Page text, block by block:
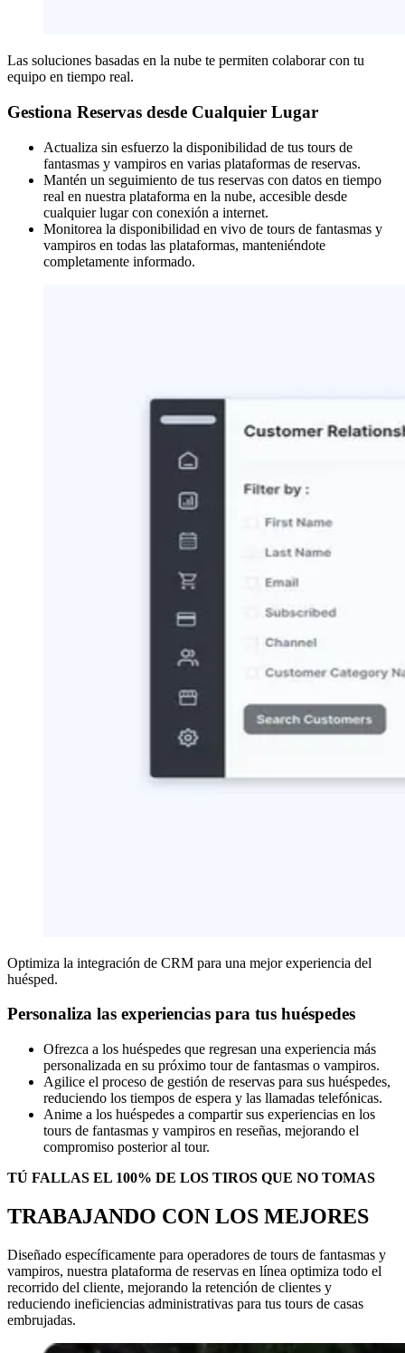
Las soluciones basadas en la nube te permiten colaborar con tu
equipo en tiempo real.
Gestiona Reservas desde Cualquier Lugar
Actualiza sin esfuerzo la disponibilidad de tus tours de
fantasmas y vampiros en varias plataformas de reservas.
Mantén un seguimiento de tus reservas con datos en tiempo
real en nuestra plataforma en la nube, accesible desde
cualquier lugar con conexión a internet.
Monitorea la disponibilidad en vivo de tours de fantasmas y
vampiros en todas las plataformas, manteniéndote
completamente informado.
Optimiza la integración de CRM para una mejor experiencia del
huésped.
Personaliza las experiencias para tus huéspedes
Ofrezca a los huéspedes que regresan una experiencia más
personalizada en su próximo tour de fantasmas o vampiros.
Agilice el proceso de gestión de reservas para sus huéspedes,
reduciendo los tiempos de espera y las llamadas telefónicas.
Anime a los huéspedes a compartir sus experiencias en los
tours de fantasmas y vampiros en reseñas, mejorando el
compromiso posterior al tour.
TÚ FALLAS EL 100% DE LOS TIROS QUE NO TOMAS
TRABAJANDO CON LOS MEJORES
Diseñado específicamente para operadores de tours de fantasmas y
vampiros, nuestra plataforma de reservas en línea optimiza todo el
recorrido del cliente, mejorando la retención de clientes y
reduciendo ineficiencias administrativas para tus tours de casas
embrujadas.